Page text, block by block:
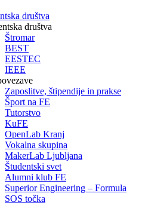
društva
društva
Štromar
BEST
EESTEC
IEEE
Zaposlitve, štipendije in prakse
Šport na FE
Tutorstvo
KuFE
OpenLab Kranj
Vokalna skupina
MakerLab Ljubljana
Študentski svet
Alumni klub FE
Superior Engineering – Formula
SOS točka